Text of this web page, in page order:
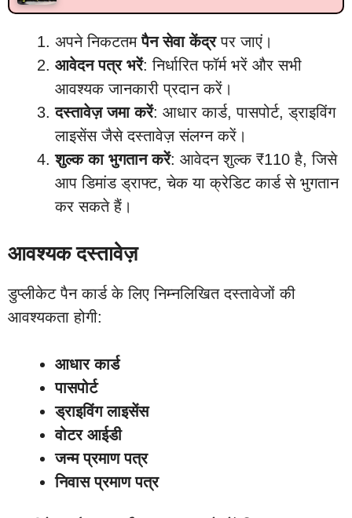
अपने निकटतमपैन सेवा केंद्रपर जाएं।
आवेदन पत्र भरें: निर्धारित फॉर्म भरें और सभी
आवश्यक जानकारी प्रदान करें।
दस्तावेज़ जमा करें: आधार कार्ड, पासपोर्ट, ड्राइविंग
लाइसेंस जैसे दस्तावेज़ संलग्न करें।
शुल्क का भुगतान करें: आवेदन शुल्क ₹110 है, जिसे
आप डिमांड ड्राफ्ट, चेक या क्रेडिट कार्ड से भुगतान
कर सकते हैं।
आवश्यक दस्तावेज़
डुप्लीकेट पैन कार्ड के लिए निम्नलिखित दस्तावेजों की
आवश्यकता होगी:
आधार कार्ड
पासपोर्ट
ड्राइविंग लाइसेंस
वोटर आईडी
जन्म प्रमाण पत्र
निवास प्रमाण पत्र